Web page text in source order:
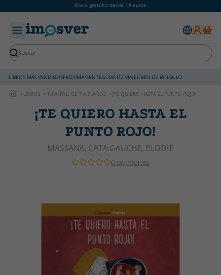
Envío gratuito desde 19 euros
LIBROS MÁS VENDIDOSPRÓXIMAMENTEGUÍAS DE VIAJELIBRO DE BOLSILLO
LIBROS INFANTIL: DE 7 A 9 AÑOS ¡TE QUIERO HASTA EL PUNTO ROJO!
¡TE QUIERO HASTA EL
PUNTO ROJO!
MASSANA, CATA;GAUCHE, ELODIE
0 opiniones